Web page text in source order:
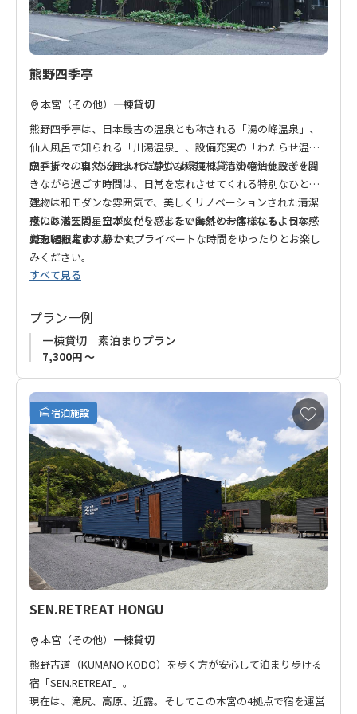
熊野四季亭
本宮（その他） 一棟貸切
熊野四季亭は、日本最古の温泉とも称される「湯の峰温泉」、
仙人風呂で知られる「川湯温泉」、設備充実の「わたらせ温
泉」まで、車で5分という立地にある1棟貸しの宿泊施設です。
四季折々の自然に囲まれた静かな環境で、清流のせせらぎを聞
きながら過ごす時間は、日常を忘れさせてくれる特別なひとと
き。
夜には満天の星空が広がり、まるで自然と一体になるような感
覚を味わえます。
建物は和モダンな雰囲気で、美しくリノベーションされた清潔
感のある空間。日本文化を感じたい海外のお客様にも、日本人
の方にもおすすめです。
1日1組限定の、静かでプライベートな時間をゆったりとお楽し
みください。
すべて見る
プラン一例
一棟貸切 素泊まりプラン
7,300円 ～
宿泊施設
お
気
に
入
り
に
追
加
SEN.RETREAT HONGU
本宮（その他） 一棟貸切
熊野古道（KUMANO KODO）を歩く方が安心して泊まり歩ける
宿「SEN.RETREAT」。
現在は、滝尻、高原、近露。そしてこの本宮の4拠点で宿を運営